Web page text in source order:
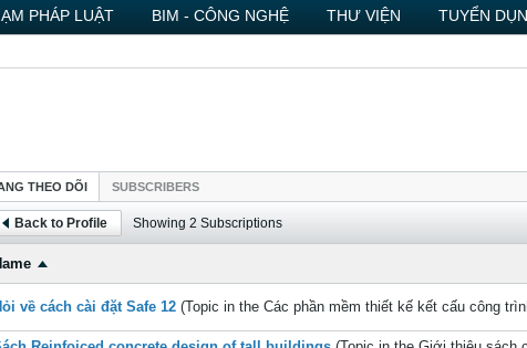
PHÁP LUẬT BIM - CÔNG NGHỆ THƯ VIỆN TUYỂN
THEO DÕI SUBSCRIBERS
Back to Profile Showing 2 Subscriptions
về cách cài đặt Safe 12 (Topic in the Các phần mềm thiết kế kết cấu công